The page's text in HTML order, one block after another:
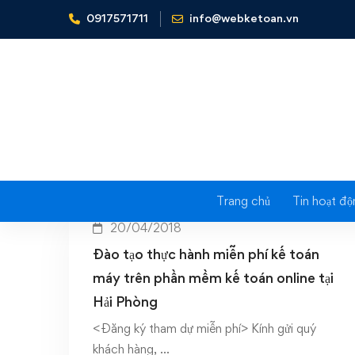
0917571711 info@webketoan.vn
Trang chủ Tin hoạt
Home hải phòng
20/04/2018
Đào tạo thực hành miễn phí kế toán
máy trên phần mềm kế toán online tại
Hải Phòng
<Đăng ký tham dự miễn phí> Kính gửi quý
khách hàng, …